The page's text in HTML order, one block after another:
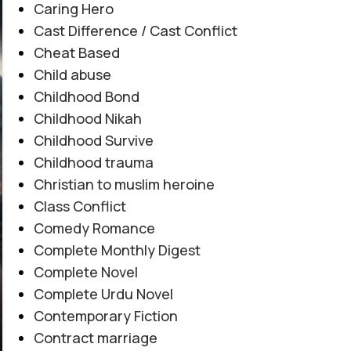
AUG
Caring Hero
Cast Difference / Cast Conflict
Cheat Based
Child abuse
Childhood Bond
Childhood Nikah
Childhood Survive
Childhood trauma
Christian to muslim heroine
Class Conflict
Comedy Romance
Complete Monthly Digest
Complete Novel
Complete Urdu Novel
Contemporary Fiction
Contract marriage